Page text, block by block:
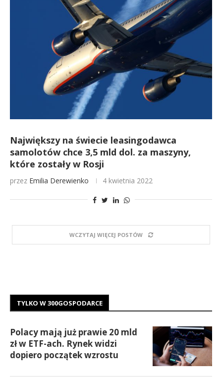
Największy na świecie leasingodawca
samolotów chce 3,5 mld dol. za maszyny,
które zostały w Rosji
przez Emilia Derewienko 4 kwietnia 2022
WCZYTAJ WIĘCEJ POSTÓW
TYLKO W 300GOSPODARCE
Polacy mają już prawie 20 mld
zł w ETF-ach. Rynek widzi
dopiero początek wzrostu